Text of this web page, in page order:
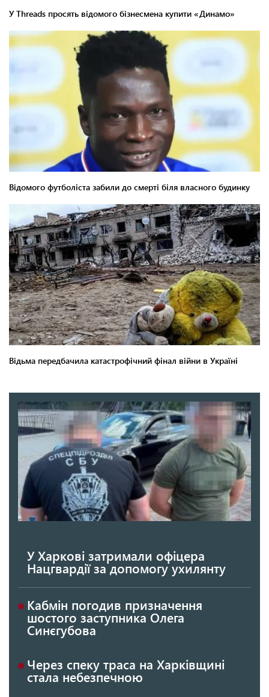
У Харкові затримали офіцера
Нацгвардії за допомогу ухилянту
Кабмін погодив призначення
шостого заступника Олега
Синєгубова
Через спеку траса на Харківщині
стала небезпечною